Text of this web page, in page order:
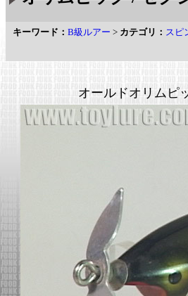
キーワード： B級ルアー > カテゴリ： スピ
オールドオリムピ